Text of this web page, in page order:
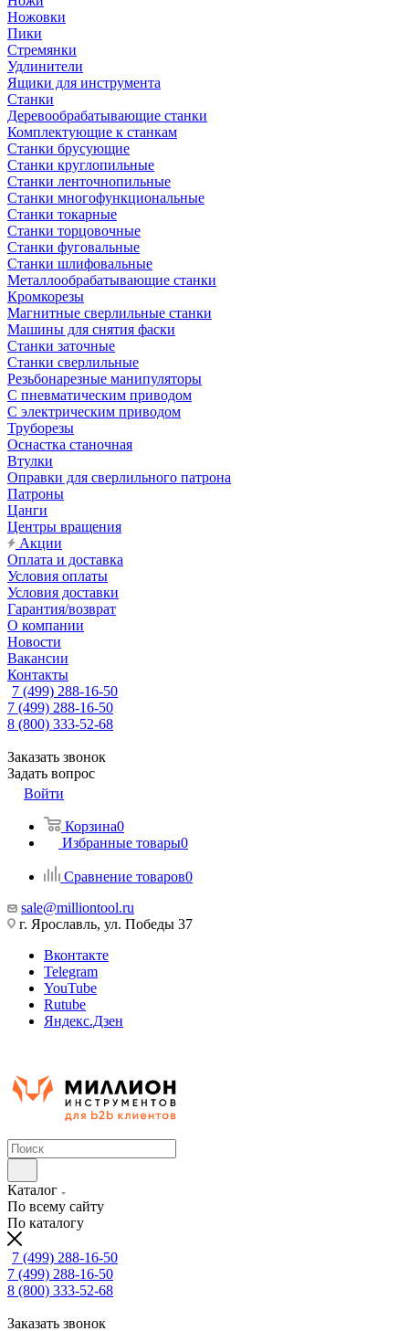
Ножовки
Пики
Стремянки
Удлинители
Ящики для инструмента
Станки
Деревообрабатывающие станки
Комплектующие к станкам
Станки брусующие
Станки круглопильные
Станки ленточнопильные
Станки многофункциональные
Станки токарные
Станки торцовочные
Станки фуговальные
Станки шлифовальные
Металлообрабатывающие станки
Кромкорезы
Магнитные сверлильные станки
Машины для снятия фаски
Станки заточные
Станки сверлильные
Резьбонарезные манипуляторы
С пневматическим приводом
С электрическим приводом
Труборезы
Оснастка станочная
Втулки
Оправки для сверлильного патрона
Патроны
Цанги
Центры вращения
Акции
Оплата и доставка
Условия оплаты
Условия доставки
Гарантия/возврат
О компании
Новости
Вакансии
Контакты
7 (499) 288-16-50
7 (499) 288-16-50
8 (800) 333-52-68
Заказать звонок
Задать вопрос
Войти
Корзина0
Избранные товары0
Сравнение товаров0
sale@milliontool.ru
г. Ярославль, ул. Победы 37
Вконтакте
Telegram
YouTube
Rutube
Яндекс.Дзен
Каталог
По всему сайту
По каталогу
7 (499) 288-16-50
7 (499) 288-16-50
8 (800) 333-52-68
Заказать звонок